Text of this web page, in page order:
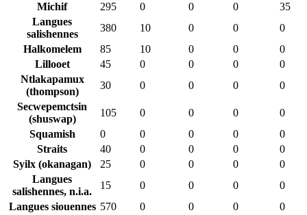
Michif
295 0 0 0
35
Langues
salishennes
380 10 0 0
0
Halkomelem
85 10 0 0
0
Lillooet
45 0 0 0
0
Ntlakapamux
(thompson)
30 0 0 0
0
Secwepemctsin
(shuswap)
105 0 0 0
0
Squamish
0 0 0 0
0
Straits
40 0 0 0
0
Syilx (okanagan)
25 0 0 0
0
Langues
salishennes, n.i.a.
15 0 0 0
0
Langues siouennes 570 0 0 0
0